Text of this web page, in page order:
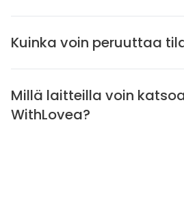
Kuinka voin peruuttaa
Millä laitteilla voin
WithLovea?